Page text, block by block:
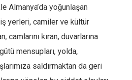
Almanya’da yoğunlaşan
yerleri, camiler ve kültür
kıran, duvarlarına
mensupları, yolda,
saldırmaktan da geri